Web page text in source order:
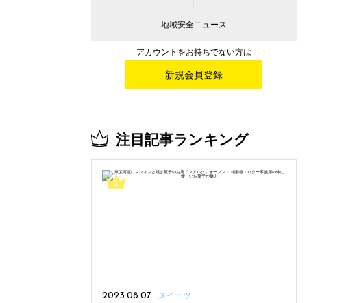
地域安全ニュース
アカウントをお持ちでない方は
新規会員登録
注目記事ランキング
2023.08.07 スイーツ